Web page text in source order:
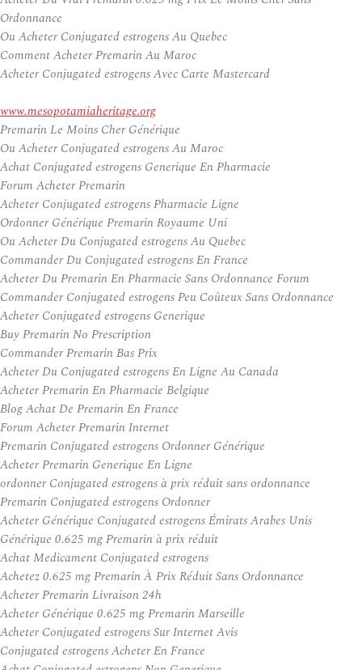
Ordonnance
Ou Acheter Conjugated estrogens Au Quebec
Comment Acheter Premarin Au Maroc
Acheter Conjugated estrogens Avec Carte Mastercard
www.mesopotamiaheritage.org
Premarin Le Moins Cher Générique
Ou Acheter Conjugated estrogens Au Maroc
Achat Conjugated estrogens Generique En Pharmacie
Forum Acheter Premarin
Acheter Conjugated estrogens Pharmacie Ligne
Ordonner Générique Premarin Royaume Uni
Ou Acheter Du Conjugated estrogens Au Quebec
Commander Du Conjugated estrogens En France
Acheter Du Premarin En Pharmacie Sans Ordonnance Forum
Commander Conjugated estrogens Peu Coûteux Sans Ordonnance
Acheter Conjugated estrogens Generique
Buy Premarin No Prescription
Commander Premarin Bas Prix
Acheter Du Conjugated estrogens En Ligne Au Canada
Acheter Premarin En Pharmacie Belgique
Blog Achat De Premarin En France
Forum Acheter Premarin Internet
Premarin Conjugated estrogens Ordonner Générique
Acheter Premarin Generique En Ligne
ordonner Conjugated estrogens à prix réduit sans ordonnance
Premarin Conjugated estrogens Ordonner
Acheter Générique Conjugated estrogens Émirats Arabes Unis
Générique 0.625 mg Premarin à prix réduit
Achat Medicament Conjugated estrogens
Achetez 0.625 mg Premarin À Prix Réduit Sans Ordonnance
Acheter Premarin Livraison 24h
Acheter Générique 0.625 mg Premarin Marseille
Acheter Conjugated estrogens Sur Internet Avis
Conjugated estrogens Acheter En France